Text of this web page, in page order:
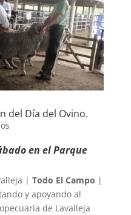
del Día del Ovino.
en el Parque
| Todo El Campo |
y apoyando al
de Lavalleja